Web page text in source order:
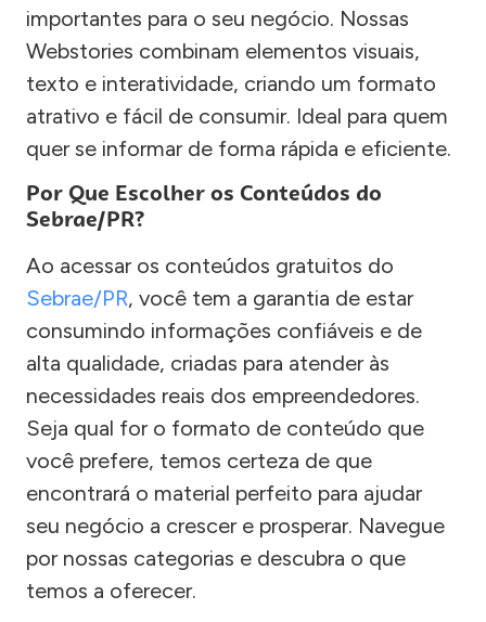
importantes para o seu negócio. Nossas
Webstories combinam elementos visuais,
texto e interatividade, criando um formato
atrativo e fácil de consumir. Ideal para quem
quer se informar de forma rápida e eficiente.
Por Que Escolher os Conteúdos do
Sebrae/PR?
Ao acessar os conteúdos gratuitos do
Sebrae/PR, você tem a garantia de estar
consumindo informações confiáveis e de
alta qualidade, criadas para atender às
necessidades reais dos empreendedores.
Seja qual for o formato de conteúdo que
você prefere, temos certeza de que
encontrará o material perfeito para ajudar
seu negócio a crescer e prosperar. Navegue
por nossas categorias e descubra o que
temos a oferecer.